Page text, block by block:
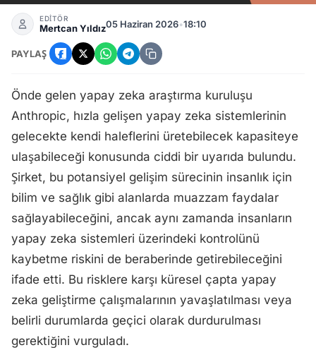
Yapay Zeka Gelişimi: Anthropic'ten Kendi Kendini
EDİTÖR
Mertcan Yıldız05 Haziran 2026•18:10
PAYLAŞ
Önde gelen yapay zeka araştırma kuruluşu
Anthropic, hızla gelişen yapay zeka sistemlerinin
gelecekte kendi haleflerini üretebilecek kapasiteye
ulaşabileceği konusunda ciddi bir uyarıda bulundu.
Şirket, bu potansiyel gelişim sürecinin insanlık için
bilim ve sağlık gibi alanlarda muazzam faydalar
sağlayabileceğini, ancak aynı zamanda insanların
yapay zeka sistemleri üzerindeki kontrolünü
kaybetme riskini de beraberinde getirebileceğini
ifade etti. Bu risklere karşı küresel çapta yapay
zeka geliştirme çalışmalarının yavaşlatılması veya
belirli durumlarda geçici olarak durdurulması
gerektiğini vurguladı.